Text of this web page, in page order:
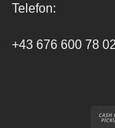
Telefon:
+43 676 600 78 02